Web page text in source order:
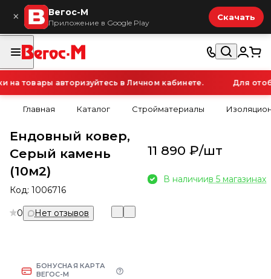
× Вегос-М
Приложение в Google Play
Скачать
товары авторизуйтесь в Личном кабинете. Для
Главная Каталог Стройматериалы
Ендовный ковер,
Серый камень
(10м2)
Код: 1006716
0 Нет отзывов
БОНУСНАЯ КАРТА
ВЕГОС-М
11 890 ₽/шт
В наличиив 5 магазинах